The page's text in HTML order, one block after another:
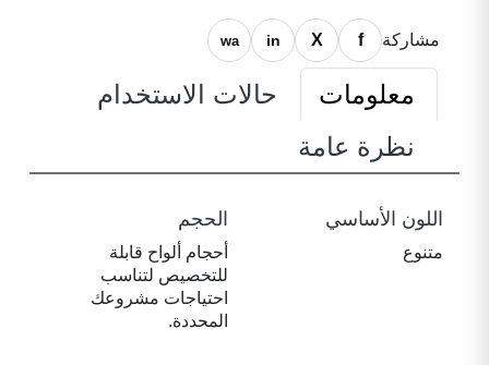
مشاركة
معلومات
حالات الاستخدام
نظرة عامة
اللون الأساسي
متنوع
الحجم
أحجام ألواح قابلة
للتخصيص لتناسب
احتياجات مشروعك
المحددة.